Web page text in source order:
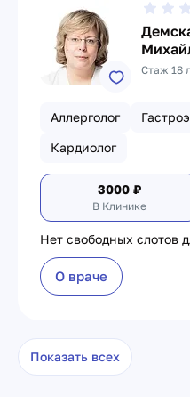
Стаж 18
Аллерголог
Кардиолог
3000 ₽
В Клинике
Нет свободных слотов
О враче
Показать всех